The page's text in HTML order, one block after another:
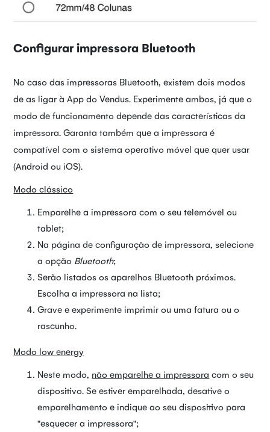
Configurar impressora Bluetooth
No caso das impressoras Bluetooth, existem dois modos
de as ligar à App do Vendus. Experimente ambos, já que o
modo de funcionamento depende das características da
impressora. Garanta também que a impressora é
compatível com o sistema operativo móvel que quer usar
(Android ou iOS).
Modo clássico
Emparelhe a impressora com o seu telemóvel ou
tablet;
Na página de configuração de impressora, selecione
a opção Bluetooth;
Serão listados os aparelhos Bluetooth próximos.
Escolha a impressora na lista;
Grave e experimente imprimir ou uma fatura ou o
rascunho.
Modo low energy
Neste modo, não emparelhe a impressora com o seu
dispositivo. Se estiver emparelhada, desative o
emparelhamento e indique ao seu dispositivo para
"esquecer a impressora";